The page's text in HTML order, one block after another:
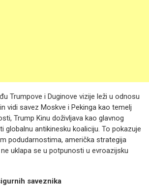
Trumpove i Duginove vizije leži u odnosu
vidi savez Moskve i Pekinga kao temelj
Trump Kinu doživljava kao glavnog
globalnu antikinesku koaliciju. To pokazuje
podudarnostima, američka strategija
uklapa se u potpunosti u evroazijsku
saveznika